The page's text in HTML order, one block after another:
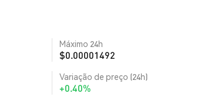
Máximo 24h
$0.00001492
Variação de preço (24h)
+0.40%